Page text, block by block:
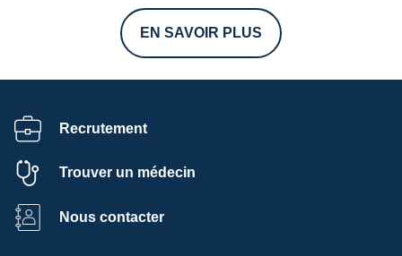
EN SAVOIR PLUS
Recrutement
Trouver un médecin
Nous contacter